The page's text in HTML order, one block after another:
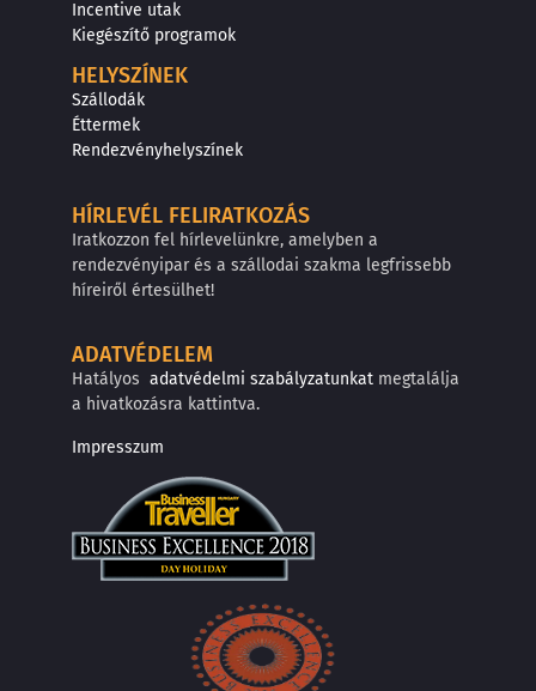
Incentive utak
Kiegészítő programok
HELYSZÍNEK
Szállodák
Éttermek
Rendezvényhelyszínek
HÍRLEVÉL FELIRATKOZÁS
Iratkozzon fel hírlevelünkre, amelyben a
rendezvényipar és a szállodai szakma legfrissebb
híreiről értesülhet!
ADATVÉDELEM
Hatályos adatvédelmi szabályzatunkat megtalálja
a hivatkozásra kattintva.
Impresszum